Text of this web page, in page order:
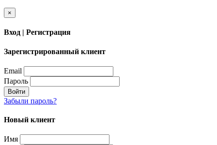
×
Вход | Регистрация
Зарегистрированный клиент
Email
Пароль
Войти
Забыли пароль?
Новый клиент
Имя